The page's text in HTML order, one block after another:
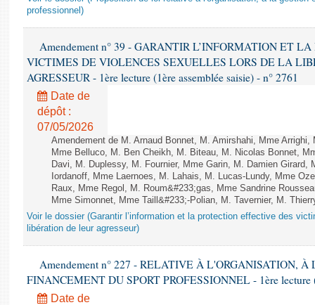
professionnel)
Amendement n° 39 - GARANTIR L’INFORMATION ET
VICTIMES DE VIOLENCES SEXUELLES LORS DE LA
AGRESSEUR - 1ère lecture (1ère assemblée saisie) - n° 2761
Date de
dépôt :
07/05/2026
Amendement de M. Arnaud Bonnet, M. Amirshahi, Mme
Mme Belluco, M. Ben Cheikh, M. Biteau, M. Nicolas Bonnet,
Davi, M. Duplessy, M. Fournier, Mme Garin, M. Damien Girard,
Iordanoff, Mme Laernoes, M. Lahais, M. Lucas-Lundy, Mme
Raux, Mme Regol, M. Roum&#233;gas, Mme Sandrine
Mme Simonnet, Mme Taill&#233;-Polian, M. Tavernier, M.
Voir le dossier (Garantir l’information et la protection effective des
libération de leur agresseur)
Amendement n° 227 - RELATIVE À L'ORGANISATION,
FINANCEMENT DU SPORT PROFESSIONNEL - 1ère lecture
Date de